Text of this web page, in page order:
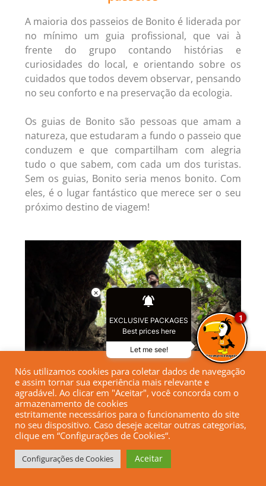
A maioria dos passeios de Bonito é liderada por
no mínimo um guia profissional, que vai à
frente do grupo contando histórias e
curiosidades do local, e orientando sobre os
cuidados que todos devem observar, pensando
no seu conforto e na preservação da ecologia.
Os guias de Bonito são pessoas que amam a
natureza, que estudaram a fundo o passeio que
conduzem e que compartilham com alegria
tudo o que sabem, com cada um dos turistas.
Sem os guias, Bonito seria menos bonito. Com
eles, é o lugar fantástico que merece ser o seu
próximo destino de viagem!
Coloque na mala
Entre o receptivo dos passeios e o local onde a
atividade começa você terá um trecho de trilha
Nós utilizamos cookies para coletar dados de navegação
e assim tornar sua experiência mais relevante e
agradável. Ao clicar em "Aceitar", você concorda com o
armazenamento de cookies
estritamente necessários para o funcionamento do site
no seu dispositivo. Caso deseje aceitar outras categorias,
clique em “Configurações de Cookies“.
Configurações de Cookies Aceitar
×
EXCLUSIVE PACKAGES
Best prices here
Let me see!
1